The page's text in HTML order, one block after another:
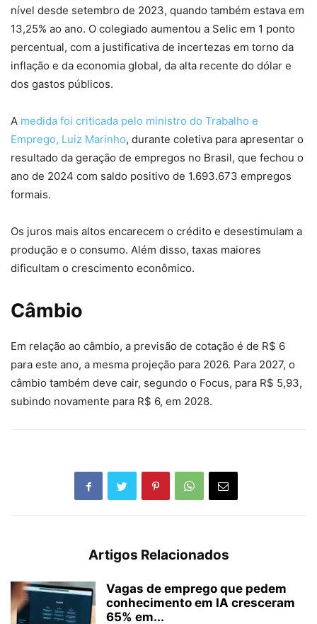
nível desde setembro de 2023, quando também estava em
13,25% ao ano. O colegiado aumentou a Selic em 1 ponto
percentual, com a justificativa de incertezas em torno da
inflação e da economia global, da alta recente do dólar e
dos gastos públicos.
A medida foi criticada pelo ministro do Trabalho e
Emprego, Luiz Marinho, durante coletiva para apresentar o
resultado da geração de empregos no Brasil, que fechou o
ano de 2024 com saldo positivo de 1.693.673 empregos
formais.
Os juros mais altos encarecem o crédito e desestimulam a
produção e o consumo. Além disso, taxas maiores
dificultam o crescimento econômico.
Câmbio
Em relação ao câmbio, a previsão de cotação é de R$ 6
para este ano, a mesma projeção para 2026. Para 2027, o
câmbio também deve cair, segundo o Focus, para R$ 5,93,
subindo novamente para R$ 6, em 2028.
Artigos Relacionados
Vagas de emprego que pedem
conhecimento em IA cresceram
65% em...